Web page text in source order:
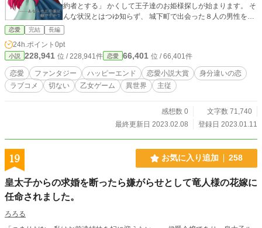
約者とする」 かくして王子達のお姫様探しが始まります。 そ
んな状況とはつゆ知らず、 城下町で出会った８人の男性を相
手に運命を感じたアイリス姫は、 身分を隠して彼らの旅に同
行する。 若き近衛隊長として幼い頃から自分を守ってくれた
【ルカ】。※本作品です。 最年少だが、賢者に並ぶほどの頭
脳を持つ天才少年【琳 楊賢】。 天使と悪魔の顔を使い分け
る、俺様王子【リアード】。 どこか儚い美貌と聖者の心を持
つ兄王子【リュグド】。 娯楽好き、楽天家で豪胆な怪力王子
【アラン】。 人間嫌いの魔法使い【オーレン】。 ※他、隠し
女」へと捧げる夢物語。 ―――あなたの王子様は、誰です
シナリオを元に作成した小説です。 攻略対象キャラクター
は全部で８人。 各キャラクター毎のストーリーを別作品と
が、 まずは、【プロローグ】から読んで頂き、 その上
で、気になるキャラクターの章から読み進めてみてくださ
恋愛 完結 長編
24h.ポイント 0pt
小説 228,941 位 / 228,941件 恋愛 66,401 位 / 66,401件
恋愛 ファンタジー ハッピーエンド 恋愛小説大賞
身分違いの恋
ラブコメ
切ない 乙女ゲーム 異世界 主従
感想数 0
文字数 71,740
最終更新日 2023.02.08
登録日 2023.01.11
19 お気に入り追加 258
皇太子からの求婚を断ったら嫌がらせとして竜人様の花嫁に
任命されました。
ろろる